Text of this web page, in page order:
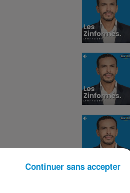
Continuer sans accepter